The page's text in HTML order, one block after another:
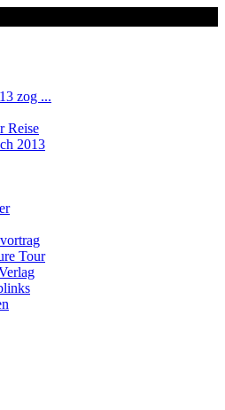
zog ...
Reise
2013
Tour